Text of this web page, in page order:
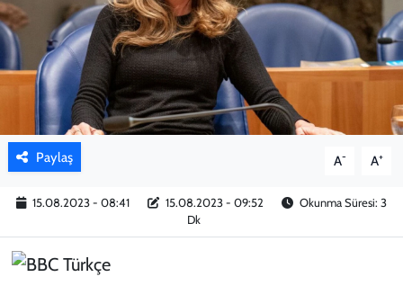
Paylaş A- A+
15.08.2023 - 08:41 15.08.2023 - 09:52
Okunma Süresi: 3
Dk
KADIN
YAZARLAR